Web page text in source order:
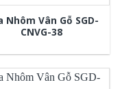
Nhôm Vân Gỗ SGD-
CNVG-38